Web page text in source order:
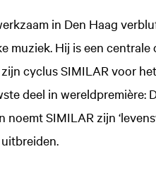
in Den Haag
muziek. Hij is een
cyclus SIMILAR voor
deel in wereldpremière:
SIMILAR zijn